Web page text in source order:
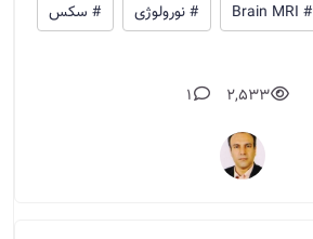
# Brain MRI # نورولوژی
# سکس
2,533
1